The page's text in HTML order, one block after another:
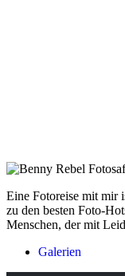
Eine Fotoreise mit mir
zu den besten Foto-
Menschen, der mit
Galerien